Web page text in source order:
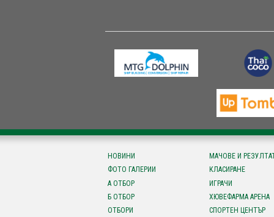
НОВИНИ
ФОТО ГАЛЕРИИ
А ОТБОР
Б ОТБОР
ОТБОРИ
МАЧОВЕ И
КЛАСИРАНЕ
ИГРАЧИ
ХЮВЕФАРМА АРЕНА
СПОРТЕН ЦЕНТЪР